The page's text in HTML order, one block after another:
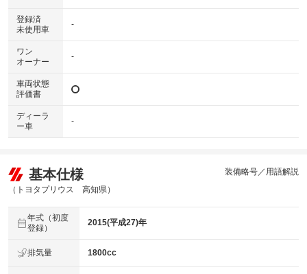
登録済
未使用車
-
ワン
オーナー
-
車両状態
評価書
ディーラ
ー車
-
基本仕様
（トヨタプリウス 高知県）
装備略号／用語解説
年式（初度
登録）
2015(平成27)年
排気量 1800cc